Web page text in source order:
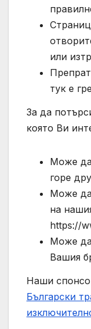
или
тук е
За да
която Ви
Може
горе
Може да
на
https://
Може да
Вашия
Наши
Български